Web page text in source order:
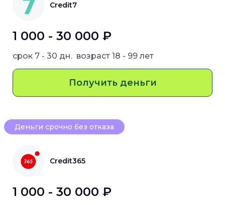
Credit7
1 000 - 30 000 ₽
срок 7 - 30 дн. возраст 18 - 99 лет
Получить деньги
Деньги срочно без отказа
Credit365
1 000 - 30 000 ₽